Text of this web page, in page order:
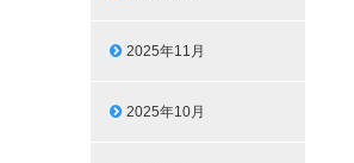
2025年11月
2025年10月